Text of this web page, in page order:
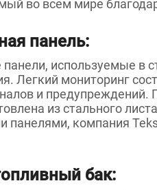
во всем мире
панель:
используемые в
Легкий мониторинг
и предупреждений.
из стального
панелями, компания
бак: